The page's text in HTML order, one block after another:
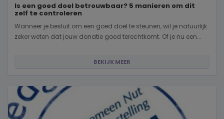
Is een goed doel betrouwbaar? 5 manieren om dit
zelf te controleren
Wanneer je besluit om een goed doel te steunen, wil je natuurlijk
zeker weten dat jouw donatie goed terechtkomt. Of je nu een...
BEKIJK MEER